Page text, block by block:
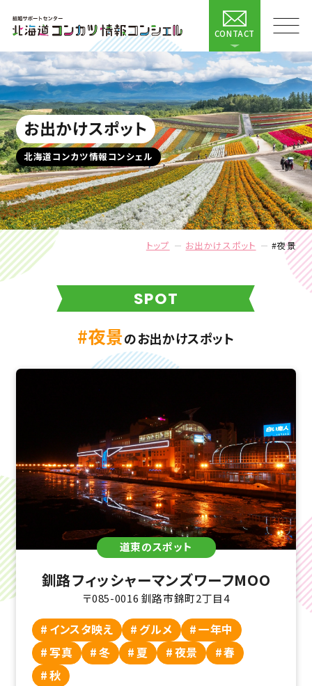
CONTACT
お出かけスポット
北海道コンカツ情報コンシェル
トップ お出かけスポット #夜景
SPOT
#夜景のお出かけスポット
道東のスポット
釧路フィッシャーマンズワーフMOO
〒085-0016 釧路市錦町2丁目4
インスタ映え グルメ
一年中
写真
冬 夏 夜景
春
秋